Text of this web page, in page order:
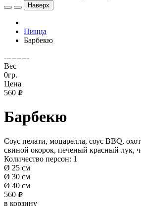
Наверх
Пицца
Барбекю
----------
Вес
0гр.
Цена
560
Барбекю
Соус пелати, моцарелла, соус BBQ,
свиной окорок, печеный красный лук,
Количество персон: 1
Ø 25 см
Ø 30 см
Ø 40 см
560
в корзину